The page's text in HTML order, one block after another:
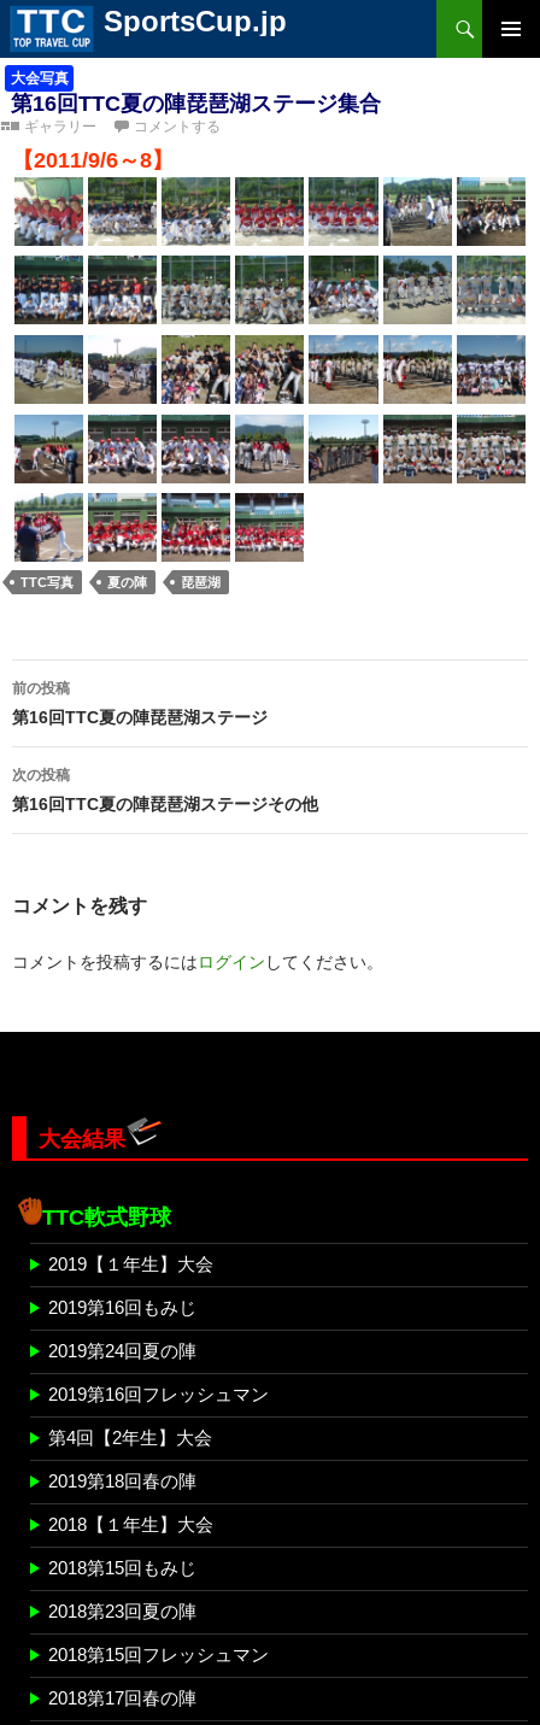
SportsCup.jp
検
メ
ニ
ュ
ー
コ
ン
テ
ン
ツ
へ
ッ
プ
大会写真
第16回TTC夏の陣琵琶湖ステージ集合
ギャラリー コメントする
【2011/9/6～8】
TTC写真 夏の陣 琵琶湖
投
稿
ナ
ビ
ョ
前の投稿
第16回TTC夏の陣琵琶湖ステージ
次の投稿
第16回TTC夏の陣琵琶湖ステージその他
コメントを残す
コメントを投稿するにはログイン してください。
大会結果
TTC軟式野球
2019【１年生】大会
2019第16回もみじ
2019第24回夏の陣
2019第16回フレッシュマン
第4回【2年生】大会
2019第18回春の陣
2018【１年生】大会
2018第15回もみじ
2018第23回夏の陣
2018第15回フレッシュマン
2018第17回春の陣